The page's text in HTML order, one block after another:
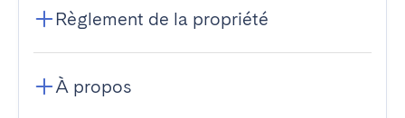
Règlement de la propriété
À propos